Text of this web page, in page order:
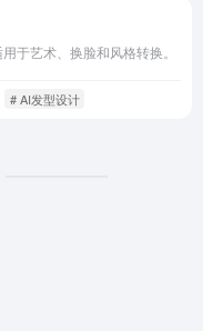
于艺术、换脸和风格转换。
# AI发型设计